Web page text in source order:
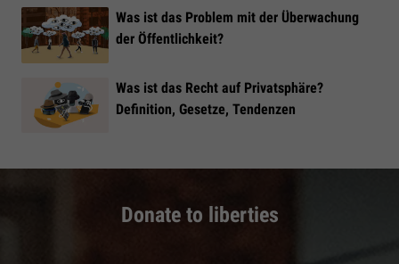
Was ist das Problem mit der Überwachung
der Öffentlichkeit?
Was ist das Recht auf Privatsphäre?
Definition, Gesetze, Tendenzen
Donate to liberties